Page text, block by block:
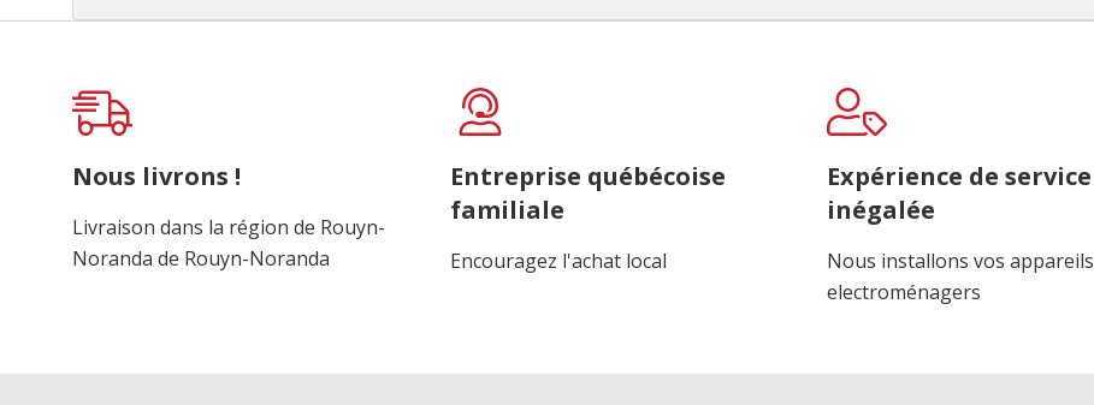
personnalisé
Nous livrons !
Livraison dans la région de Rouyn-
Noranda de Rouyn-Noranda
Entreprise québécoise
familiale
Encouragez l'achat local
Expérience de service
inégalée
Nous installons vos appareils
electroménagers